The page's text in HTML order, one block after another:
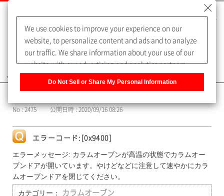
よくあるご質問（FAQ）
No : 2475 公開日時 : 2020/09/16 08:26
エラーコード:[0x9400]
エラーメッセージ: カラムオーブンが高温の状態でカラムオー
ブンドアが開いています。やけどなどに注意して速やかにカラ
ムオーブンドアを閉じてください。
カテゴリー： カラムオーブン
We use cookies to improve your experience on our
website, to personalize content and ads and to analyze
our traffic. We share information about your use of our
website with our advertising and analytics partners,
of our sharing information about you with our partners.
Information] to customize your cookie settings on our
Do Not Sell or Share My Personal Information